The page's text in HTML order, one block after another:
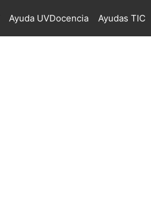
Ayuda UVDocencia Ayudas TIC